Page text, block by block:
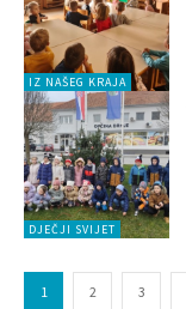
IZ NAŠEG KRAJA
DJEČJI SVIJET
1 2 3